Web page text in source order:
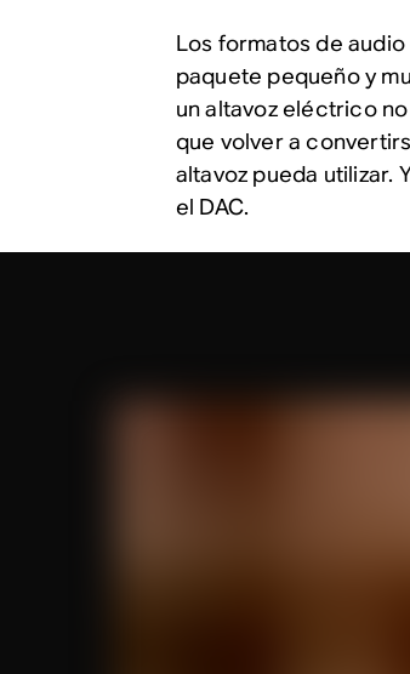
Los formatos de
paquete pequeño y
un altavoz eléctrico
que volvera
altavoz pueda utilizar.
el DAC.